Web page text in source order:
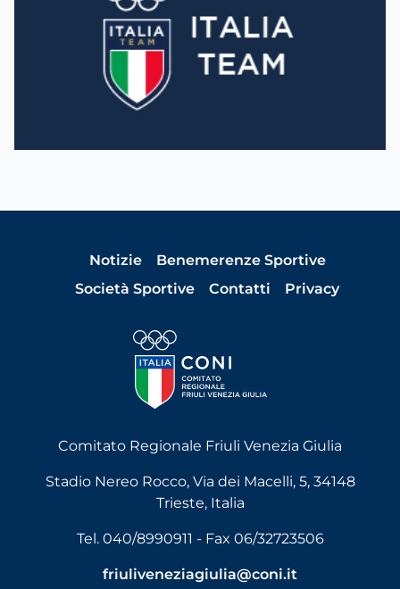
Notizie
Benemerenze Sportive
Società Sportive
Contatti Privacy
Comitato Regionale Friuli Venezia Giulia
Stadio Nereo Rocco, Via dei Macelli, 5, 34148
Trieste, Italia
Tel. 040/8990911 - Fax 06/32723506
friuliveneziagiulia@coni.it